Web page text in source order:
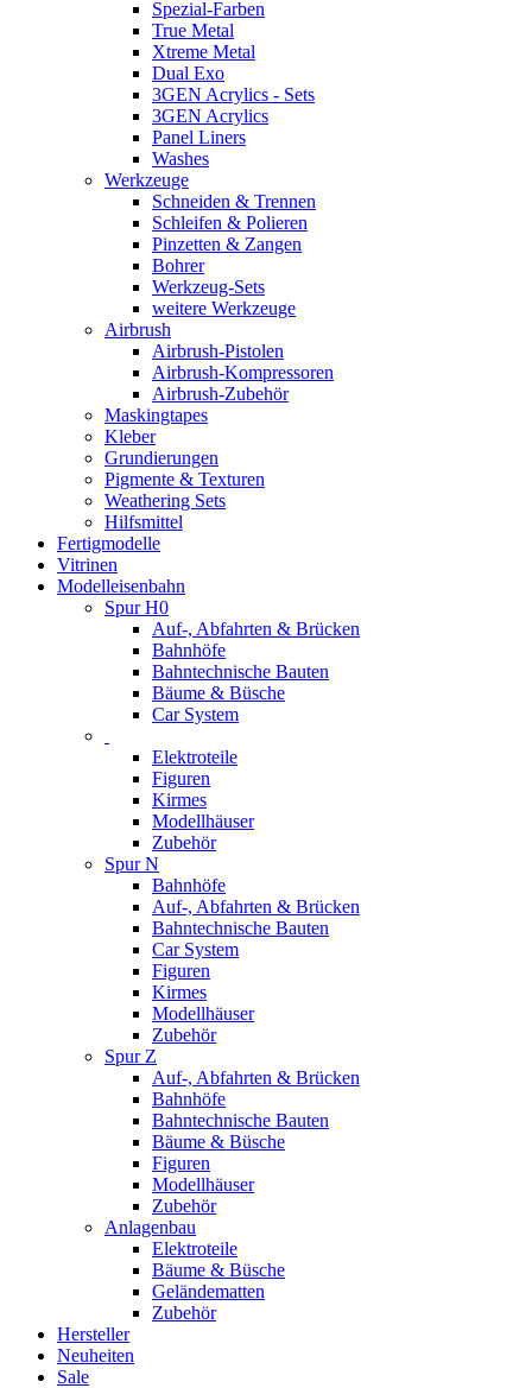
Spezial-Farben
True Metal
Xtreme Metal
Dual Exo
3GEN Acrylics - Sets
3GEN Acrylics
Panel Liners
Washes
Werkzeuge
Schneiden & Trennen
Schleifen & Polieren
Pinzetten & Zangen
Bohrer
Werkzeug-Sets
weitere Werkzeuge
Airbrush
Airbrush-Pistolen
Airbrush-Kompressoren
Airbrush-Zubehör
Maskingtapes
Kleber
Grundierungen
Pigmente & Texturen
Weathering Sets
Hilfsmittel
Fertigmodelle
Vitrinen
Modelleisenbahn
Spur H0
Auf-, Abfahrten & Brücken
Bahnhöfe
Bahntechnische Bauten
Bäume & Büsche
Car System
Elektroteile
Figuren
Kirmes
Modellhäuser
Zubehör
Spur N
Bahnhöfe
Auf-, Abfahrten & Brücken
Bahntechnische Bauten
Car System
Figuren
Kirmes
Modellhäuser
Zubehör
Spur Z
Auf-, Abfahrten & Brücken
Bahnhöfe
Bahntechnische Bauten
Bäume & Büsche
Figuren
Modellhäuser
Zubehör
Anlagenbau
Elektroteile
Bäume & Büsche
Geländematten
Zubehör
Hersteller
Neuheiten
Sale